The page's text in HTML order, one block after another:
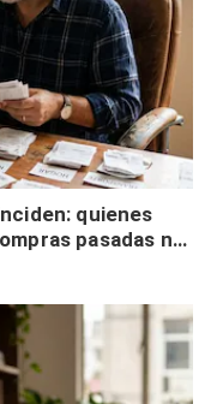
quienes
pasadas no
necesidad de